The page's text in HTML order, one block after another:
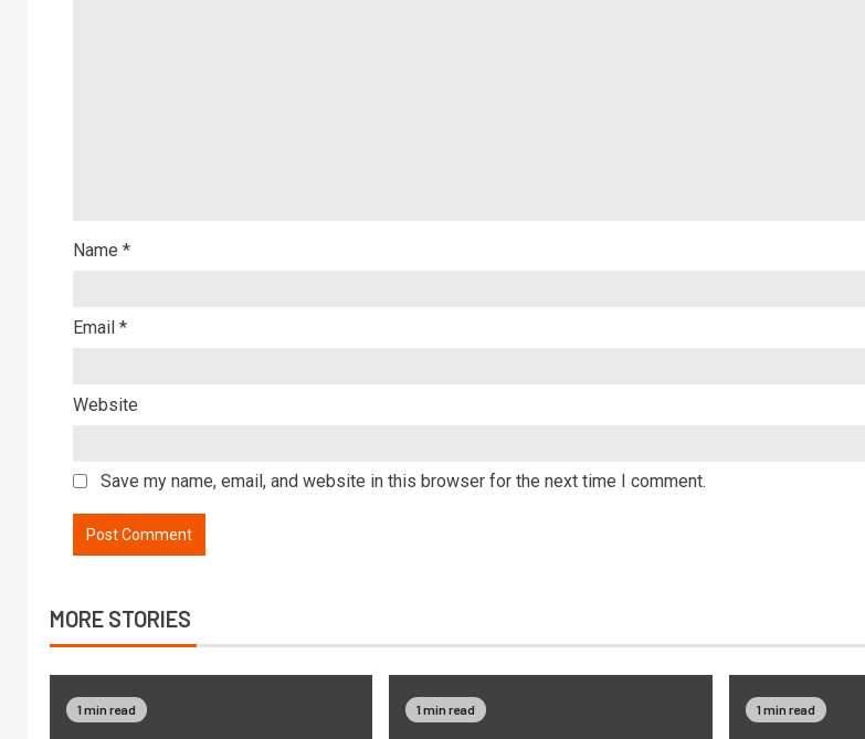
Name *
Email *
Website
Save my name, email, and website in this browser for the next time I comment.
MORE STORIES
1 min read 1 min read 1 min read